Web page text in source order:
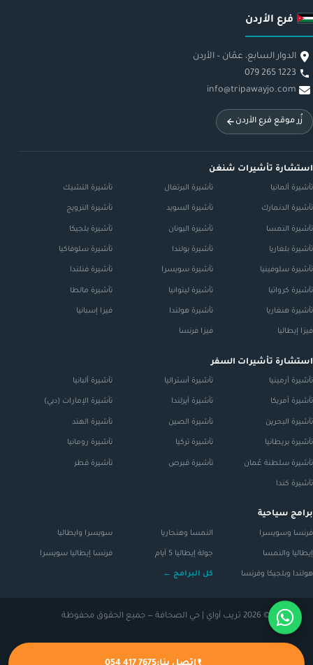
فرع الأردن
الدوار السابع، عمّان – الأردن
079 265 1223
info@tripawayjo.com
زُر موقع فرع الأردن
استشارة تأشيرات شنغن
تأشيرة ألمانيا تأشيرة البرتغال تأشيرة التشيك
تأشيرة الدنمارك تأشيرة السويد تأشيرة النرويج
تأشيرة النمسا تأشيرة اليونان تأشيرة بلجيكا
تأشيرة بلغاريا تأشيرة بولندا تأشيرة سلوفاكيا
تأشيرة سلوفينيا تأشيرة سويسرا تأشيرة فنلندا
تأشيرة كرواتيا تأشيرة ليتوانيا تأشيرة مالطا
تأشيرة هنغاريا تأشيرة هولندا فيزا إسبانيا
فيزا إيطاليا فيزا فرنسا
استشارة تأشيرات السفر
تأشيرة أرمينيا تأشيرة أستراليا تأشيرة ألبانيا
تأشيرة أمريكا تأشيرة أيرلندا تأشيرة الإمارات (دبي)
تأشيرة البحرين تأشيرة الصين تأشيرة الهند
تأشيرة بريطانيا تأشيرة تركيا تأشيرة رومانيا
تأشيرة سلطنة عُمان تأشيرة قبرص تأشيرة قطر
تأشيرة كندا
برامج سياحية
فرنسا وسويسرا النمسا وهنجاريا سويسرا وايطاليا
إيطاليا والنمسا جولة إيطاليا 5 أيام فرنسا إيطاليا سويسرا
هولندا وبلجيكا وفرنسا كل البرامج ←
© 2026 تريب أواي | حي الصحافة — جميع الحقوق محفوظة